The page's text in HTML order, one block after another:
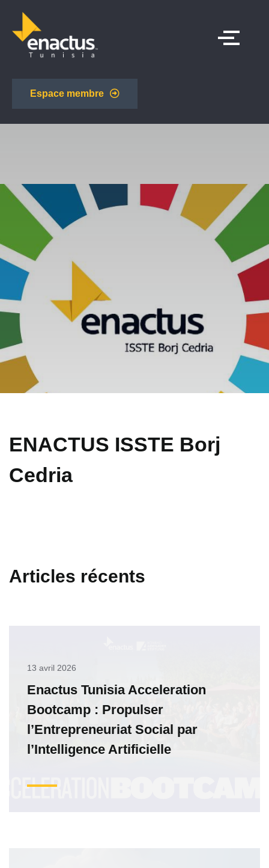
Espace membre
ENACTUS ISSTE Borj
Cedria
Articles récents
13 avril 2026
Enactus Tunisia Acceleration
Bootcamp : Propulser
l’Entrepreneuriat Social par
l’Intelligence Artificielle